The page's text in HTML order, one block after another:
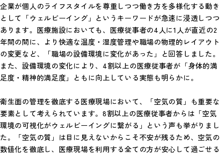
企業が個人のライフスタイルを尊重しつつ働き方を多様化する動き
として「ウェルビーイング」というキーワードが急速に浸透しつつ
あります。医療施設においても、医療従事者の4人に1人が直近の2
年間の間に、より快適な温度・湿度管理や職場の物理的レイアウト
の変更など、「職場の設備環境に変化があった」と回答しました。
また、設備環境の変化により、4割以上の医療従事者が「身体的満
足度・精神的満足度」ともに向上している実態も明らかに。
衛生面の管理を徹底する医療現場において、「空気の質」も重要な
要素として考えられています。8割以上の医療従事者からは「空気
環境の可視化がウェルビーイングに繋がる」という声も挙がりまし
た。「空気の質」は目に見えないからこそ不安が残るため、空気の
数値化を徹底し、医療現場を利用する全ての方が安心して過ごせる